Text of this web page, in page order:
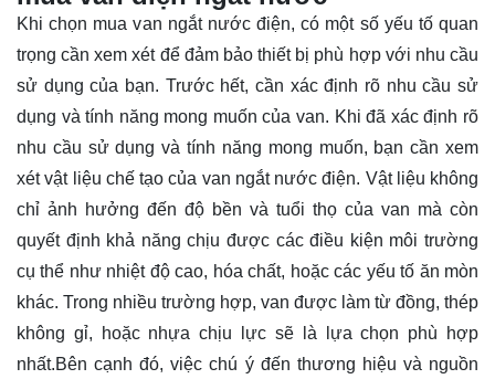
Khi chọn mua van ngắt nước điện, có một số yếu tố quan
trọng cần xem xét để đảm bảo thiết bị phù hợp với nhu cầu
sử dụng của bạn. Trước hết, cần xác định rõ nhu cầu sử
dụng và tính năng mong muốn của van. Khi đã xác định rõ
nhu cầu sử dụng và tính năng mong muốn, bạn cần xem
xét vật liệu chế tạo của van ngắt nước điện. Vật liệu không
chỉ ảnh hưởng đến độ bền và tuổi thọ của van mà còn
quyết định khả năng chịu được các điều kiện môi trường
cụ thể như nhiệt độ cao, hóa chất, hoặc các yếu tố ăn mòn
khác. Trong nhiều trường hợp, van được làm từ đồng, thép
không gỉ, hoặc nhựa chịu lực sẽ là lựa chọn phù hợp
nhất.Bên cạnh đó, việc chú ý đến thương hiệu và nguồn